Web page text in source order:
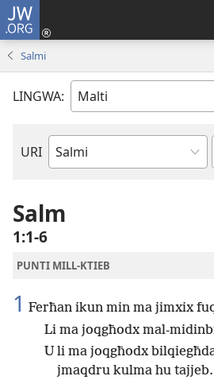
JW.ORG
Salmi
LINGWA:
URI
Ktieb
Salm
1:1-6
PUNTI MILL-KTIEB
1 Ferħan ikun min ma jimxix
Li ma joqgħodx mal-
U li ma joqgħodx
jmaqdru kulma hu tajjeb.